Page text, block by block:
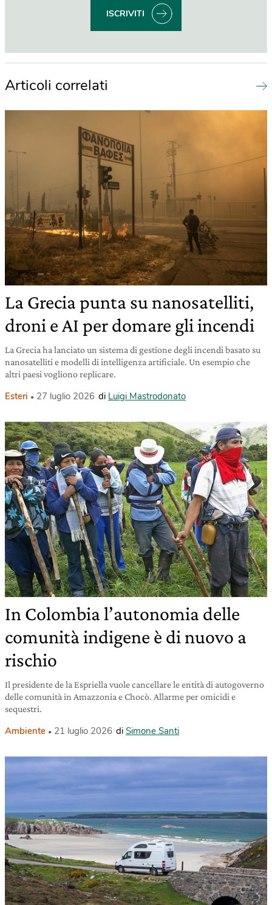
ISCRIVITI
Articoli correlati
La Grecia punta su nanosatelliti,
droni e AI per domare gli incendi
La Grecia ha lanciato un sistema di gestione degli incendi basato su
nanosatelliti e modelli di intelligenza artificiale. Un esempio che
altri paesi vogliono replicare.
Esteri 27 luglio 2026 di Luigi Mastrodonato
In Colombia l’autonomia delle
comunità indigene è di nuovo a
rischio
Il presidente de la Espriella vuole cancellare le entità di autogoverno
delle comunità in Amazzonia e Chocò. Allarme per omicidi e
sequestri.
Ambiente 21 luglio 2026 di Simone Santi